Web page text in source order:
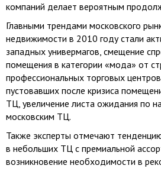
компаний делает вероятным
Главными трендами московского
недвижимости в 2010 году стали
западных универмагов, смещение
помещения в категории «мода» от
профессиональных торговых
пустовавших после кризиса
ТЦ, увеличение листа ожидания по
московским ТЦ.
Также эксперты отмечают
в небольших ТЦ с премиальной
возникновение необходимости в